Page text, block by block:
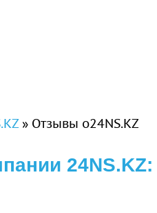
» Отзывы о24NS.KZ
24NS.KZ: